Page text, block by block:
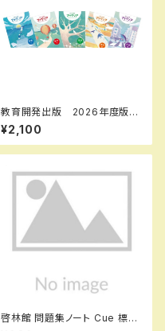
教育開発出版 2026年度版
マイクリア数学 中1～3 各学
年（選択ください） 問題集本体
と別冊解答つき 新品完全セッ
¥2,100
啓林館 問題集ノート Cue 標